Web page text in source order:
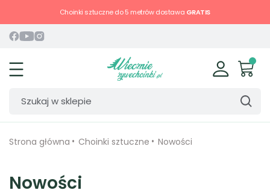
Choinki sztuczne do 5 metrów dostawa GRATIS
Strona główna Choinki sztuczne Nowości
Nowości